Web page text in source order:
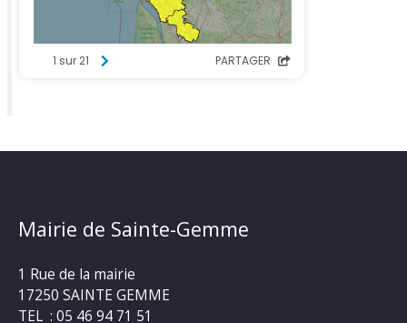
Mairie de Sainte-Gemme
1 Rue de la mairie
17250 SAINTE GEMME
TEL : 05 46 94 71 51